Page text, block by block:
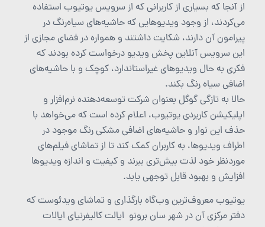
از آنجا که بسیاری از کاربرانی که از سرویس یوتیوب استفاده
می‌کردند، از وجود ویدیوهایی که حاشیه‌های سیاه‌رنگ در
پیرامون آن دارند، شکایت داشتند و همواره در فضای مجازی از
این سرویس آنلاین پخش ویدیو درخواست کرده بودند که
فکری به حال ویدیوهای غیراستاندارد، کوچک و با حاشیه‌های
اضافی سیاه رنگ بکند.
حالا به تازگی گوگل بعنوان شرکت توسعه‌دهنده نرم‌افزار و
اپلیکیشن کاربردی یوتیوب، اعلام کرده است که می‌خواهد با
حذف این نوار و حاشیه‌های اضافی مشکی رنگ موجود در
اطراف ویدیوها، به کاربران کمک کند تا از تماشای فیلم‌های
موردنظر خود لذت بیش‌تری ببرند و کیفیت و اندازه ویدیوها
افزایش و بهبود قابل توجهی یابد.
یوتیوب معروف‌ترین وب‌گاه بارگذاری و تماشای ویدئوست که
دفتر مرکزی آن در شهر سان برونو ایالت کالیفرنیای ایالات